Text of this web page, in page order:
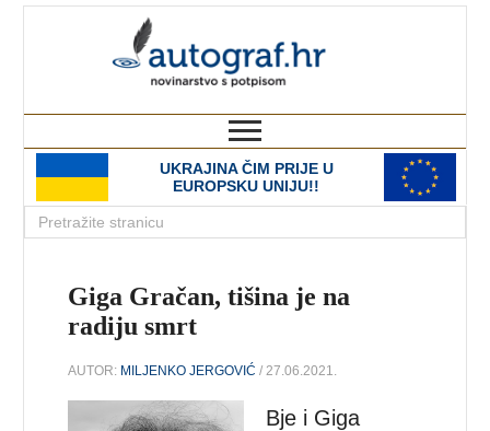
UKRAJINA ČIM PRIJE U
EUROPSKU UNIJU!!
Giga Gračan, tišina je na
radiju smrt
AUTOR: MILJENKO JERGOVIĆ / 27.06.2021.
Bje i Giga